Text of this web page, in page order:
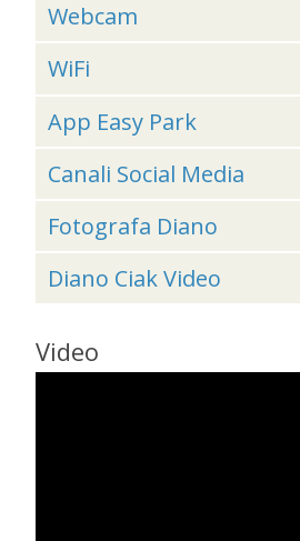
Webcam
WiFi
App Easy Park
Canali Social Media
Fotografa Diano
Diano Ciak Video
Video